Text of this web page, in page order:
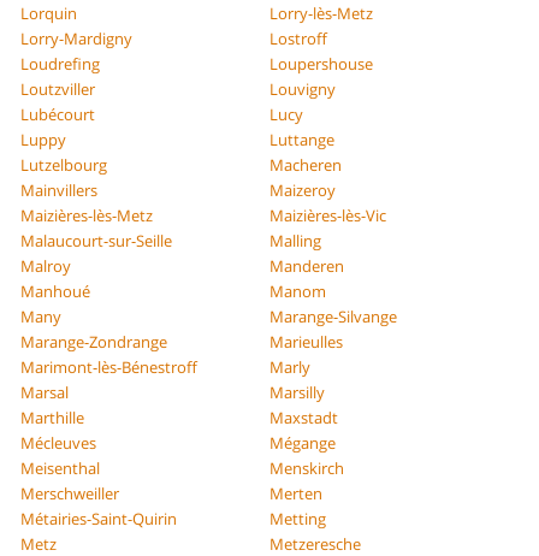
Lorquin
Lorry-lès-Metz
Lorry-Mardigny
Lostroff
Loudrefing
Loupershouse
Loutzviller
Louvigny
Lubécourt
Lucy
Luppy
Luttange
Lutzelbourg
Macheren
Mainvillers
Maizeroy
Maizières-lès-Metz
Maizières-lès-Vic
Malaucourt-sur-Seille
Malling
Malroy
Manderen
Manhoué
Manom
Many
Marange-Silvange
Marange-Zondrange
Marieulles
Marimont-lès-Bénestroff
Marly
Marsal
Marsilly
Marthille
Maxstadt
Mécleuves
Mégange
Meisenthal
Menskirch
Merschweiller
Merten
Métairies-Saint-Quirin
Metting
Metz
Metzeresche